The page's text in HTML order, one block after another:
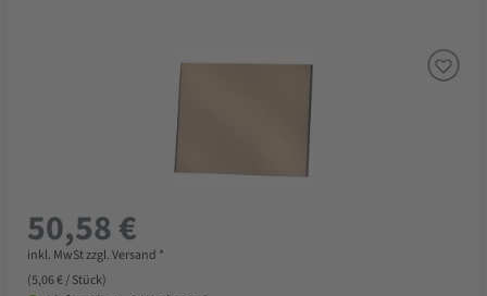
50,58 €
inkl. MwSt zzgl. Versand *
(5,06 € / Stück)